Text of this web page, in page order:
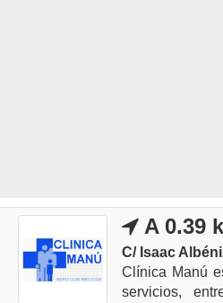
A 0.39
C/ Isaac
Clínica Manú
servicios,